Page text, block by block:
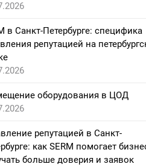
в Санкт-Петербурге: специфика
репутацией на
оборудования в ЦОД
репутацией в Санкт-
как SERM помогает
больше доверия и заявок